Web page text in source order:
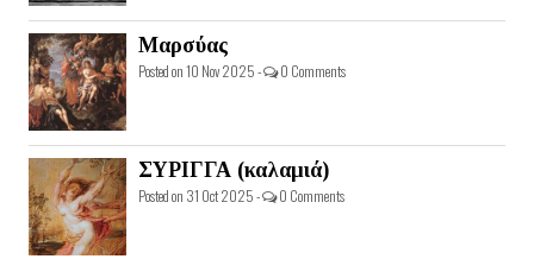
Μαρσύας
Posted on 10 Nov 2025 - 0 Comments
ΣΥΡΙΓΓΑ (καλαμιά)
Posted on 31 Oct 2025 - 0 Comments